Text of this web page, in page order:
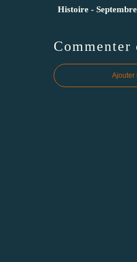
Histoire -
Ajouter